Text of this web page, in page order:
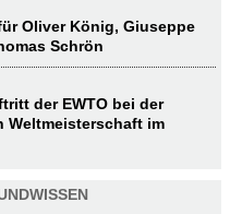
Oliver König, Giuseppe
Schrön
der EWTO bei der
Weltmeisterschaft im